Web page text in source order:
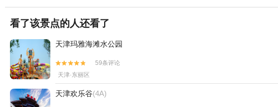
看了该景点的人还看了
天津玛雅海滩水公园


59条评论
天津·东丽区
天津欢乐谷(4A)